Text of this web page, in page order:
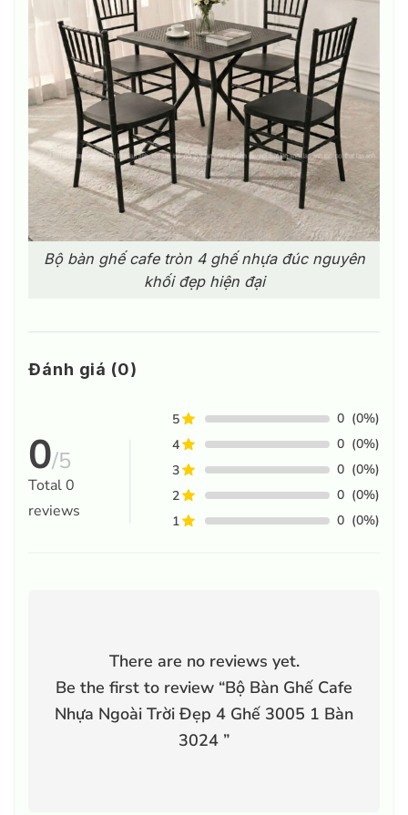
Bộ bàn ghế cafe tròn 4 ghế nhựa đúc nguyên
khối đẹp hiện đại
Đánh giá (0)
0/5
Total0
reviews
5 0 (0%)
4
0 (0%)
3
0 (0%)
2
0 (0%)
1
0 (0%)
There are no reviews yet.
Be the first to review “Bộ Bàn Ghế Cafe
Nhựa Ngoài Trời Đẹp 4 Ghế 3005 1 Bàn
3024 ”